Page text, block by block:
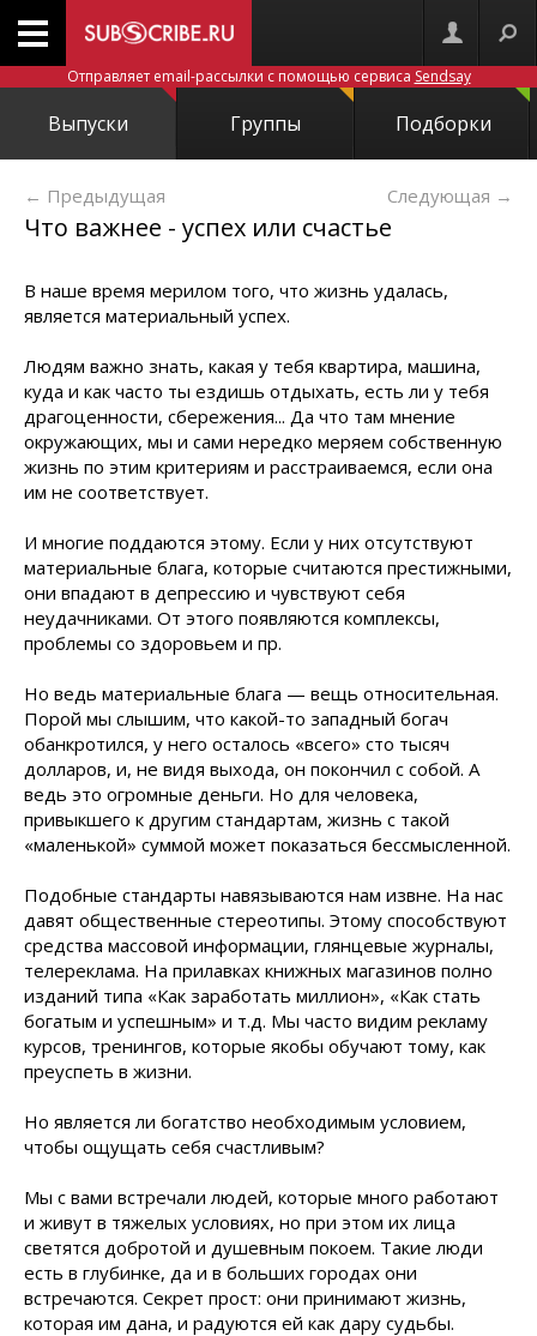
Отправляет email-рассылки с помощью сервиса Sendsay
Выпуски Группы Подборки
← Предыдущая Следующая →
Что важнее - успех или счастье
В наше время мерилом того, что жизнь удалась,
является материальный успех.
Людям важно знать, какая у тебя квартира, машина,
куда и как часто ты ездишь отдыхать, есть ли у тебя
драгоценности, сбережения... Да что там мнение
окружающих, мы и сами нередко меряем собственную
жизнь по этим критериям и расстраиваемся, если она
им не соответствует.
И многие поддаются этому. Если у них отсутствуют
материальные блага, которые считаются престижными,
они впадают в депрессию и чувствуют себя
неудачниками. От этого появляются комплексы,
проблемы со здоровьем и пр.
Но ведь материальные блага — вещь относительная.
Порой мы слышим, что какой-то западный богач
обанкротился, у него осталось «всего» сто тысяч
долларов, и, не видя выхода, он покончил с собой. А
ведь это огромные деньги. Но для человека,
привыкшего к другим стандартам, жизнь с такой
«маленькой» суммой может показаться бессмысленной.
Подобные стандарты навязываются нам извне. На нас
давят общественные стереотипы. Этому способствуют
средства массовой информации, глянцевые журналы,
телереклама. На прилавках книжных магазинов полно
изданий типа «Как заработать миллион», «Как стать
богатым и успешным» и т.д. Мы часто видим рекламу
курсов, тренингов, которые якобы обучают тому, как
преуспеть в жизни.
Но является ли богатство необходимым условием,
чтобы ощущать себя счастливым?
Мы с вами встречали людей, которые много работают
и живут в тяжелых условиях, но при этом их лица
светятся добротой и душевным покоем. Такие люди
есть в глубинке, да и в больших городах они
встречаются. Секрет прост: они принимают жизнь,
которая им дана, и радуются ей как дару судьбы.